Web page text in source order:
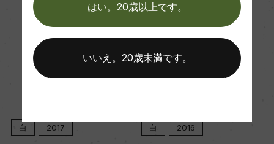
25ha
平均収量
樹齢
29年
ロゼ
はい。20歳以上です。
いいえ。20歳未満です。